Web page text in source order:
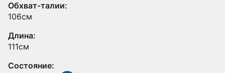
Обхват-талии:
106см
Длина:
111см
Состояние: